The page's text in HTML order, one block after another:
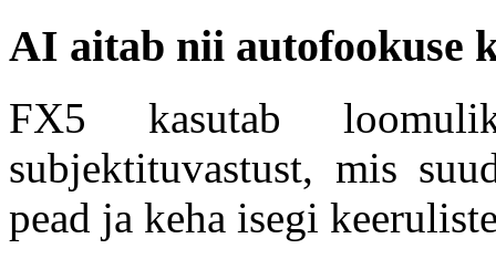
AI aitab nii autofookuse
FX5 kasutab
subjektituvastust, mis
pead ja keha isegi